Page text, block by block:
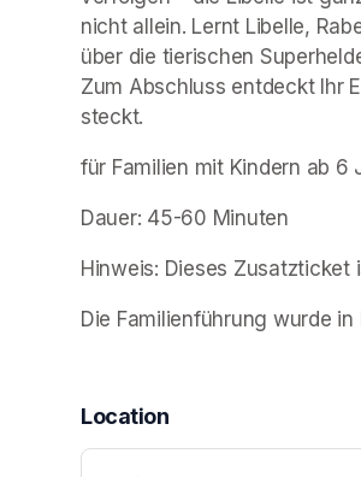
nicht allein. Lernt Libelle,
über die tierischen
Zum Abschluss entdeckt Ihr
steckt.
für Familien mit Kindern ab 6
Dauer: 45-60 Minuten
Hinweis: Dieses
Die Familienführung wurde
Location